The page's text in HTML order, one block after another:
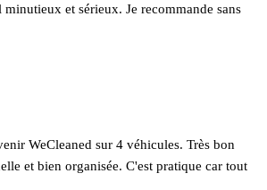
et sérieux. Je recommande sans
WeCleaned sur 4 véhicules. Très bon
et bien organisée. C'est pratique car tout